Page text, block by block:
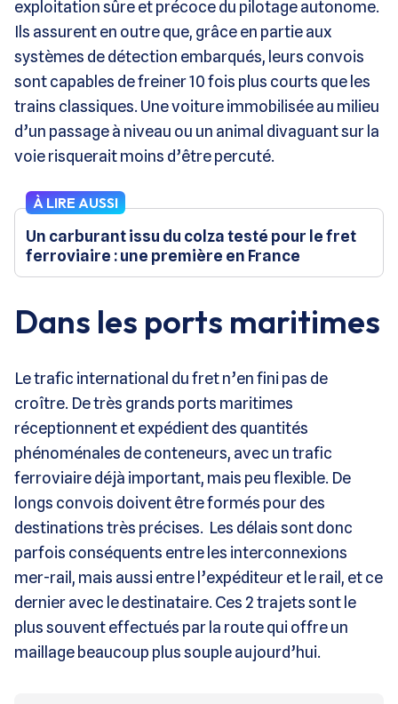
exploitation sûre et précoce du pilotage autonome.
Ils assurent en outre que, grâce en partie aux
systèmes de détection embarqués, leurs convois
sont capables de freiner 10 fois plus courts que les
trains classiques. Une voiture immobilisée au milieu
d’un passage à niveau ou un animal divaguant sur la
voie risquerait moins d’être percuté.
À LIRE AUSSI
Un carburant issu du colza testé pour le fret
ferroviaire : une première en France
Dans les ports maritimes
Le trafic international du fret n’en fini pas de
croître. De très grands ports maritimes
réceptionnent et expédient des quantités
phénoménales de conteneurs, avec un trafic
ferroviaire déjà important, mais peu flexible. De
longs convois doivent être formés pour des
destinations très précises. Les délais sont donc
parfois conséquents entre les interconnexions
mer-rail, mais aussi entre l’expéditeur et le rail, et ce
dernier avec le destinataire. Ces 2 trajets sont le
plus souvent effectués par la route qui offre un
maillage beaucoup plus souple aujourd’hui.